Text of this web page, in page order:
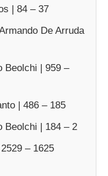
| 84 – 37
De Arruda
Beolchi | 959 –
| 486 – 185
Beolchi | 184 – 2
– 1625